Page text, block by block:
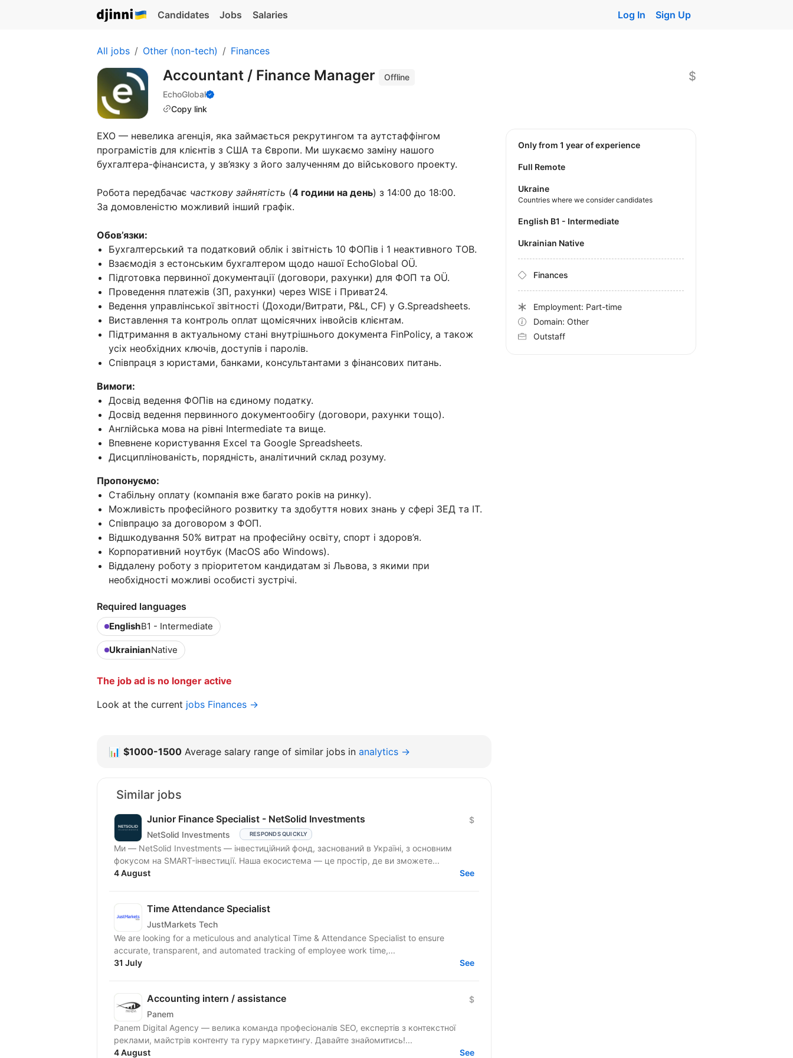
Candidates Jobs Salaries Log In Sign Up
All jobs Other (non-tech) Finances
Accountant / Finance Manager
Offline
EchoGlobal
Copy link
$
ЕХО — невелика агенція, яка займається рекрутингом та аутстаффінгом
програмістів для клієнтів з США та Європи. Ми шукаємо заміну нашого
бухгалтера-фінансиста, у зв’язку з його залученням до військового проекту.
Робота передбачає часткову зайнятість (4 години на день) з 14:00 до 18:00.
За домовленістю можливий інший графік.
Обов’язки:
Бухгалтерський та податковий облік і звітність 10 ФОПів і 1 неактивного ТОВ.
Взаємодія з естонським бухгалтером щодо нашої EchoGlobal OÜ.
Підготовка первинної документації (договори, рахунки) для ФОП та OÜ.
Проведення платежів (ЗП, рахунки) через WISE і Приват24.
Ведення управлінської звітності (Доходи/Витрати, P&L, CF) у G.Spreadsheets.
Виставлення та контроль оплат щомісячних інвойсів клієнтам.
Підтримання в актуальному стані внутрішнього документа FinPolicy, а також
усіх необхідних ключів, доступів і паролів.
Співпраця з юристами, банками, консультантами з фінансових питань.
Вимоги:
Досвід ведення ФОПів на єдиному податку.
Досвід ведення первинного документообігу (договори, рахунки тощо).
Англійська мова на рівні Intermediate та вище.
Впевнене користування Excel та Google Spreadsheets.
Дисциплінованість, порядність, аналітичний склад розуму.
Пропонуємо:
Стабільну оплату (компанія вже багато років на ринку).
Можливість професійного розвитку та здобуття нових знань у сфері ЗЕД та ІТ.
Співпрацю за договором з ФОП.
Відшкодування 50% витрат на професійну освіту, спорт і здоров’я.
Корпоративний ноутбук (MacOS або Windows).
Віддалену роботу з пріоритетом кандидатам зі Львова, з якими при
необхідності можливі особисті зустрічі.
Required languages
EnglishB1 - Intermediate
UkrainianNative
The job ad is no longer active
Look at the current jobs Finances →
Only from 1 year of experience
Full Remote
Ukraine
Countries where we consider candidates
English B1 - Intermediate
Ukrainian Native
Finances
Employment: Part-time
Domain: Other
Outstaff
📊 $1000-1500 Average salary range of similar jobs in analytics →
Similar jobs
Junior Finance Specialist - NetSolid Investments
NetSolid Investments RESPONDS QUICKLY
$
Ми — NetSolid Investments — інвестиційний фонд, заснований в Україні, з основним
фокусом на SMART-інвестиції. Наша екосистема — це простір, де ви зможете...
4 August
See
Time Attendance Specialist
JustMarkets Tech
We are looking for a meticulous and analytical Time & Attendance Specialist to ensure
accurate, transparent, and automated tracking of employee work time,...
31 July
See
Accounting intern / assistance
Panem
$
Panem Digital Agency — велика команда професіоналів SEO, експертів з контекстної
реклами, майстрів контенту та гуру маркетингу. Давайте знайомитись!...
4 August
See